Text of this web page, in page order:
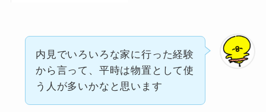
内見でいろいろな家に行った経験
から言って、平時は物置として使
う人が多いかなと思います